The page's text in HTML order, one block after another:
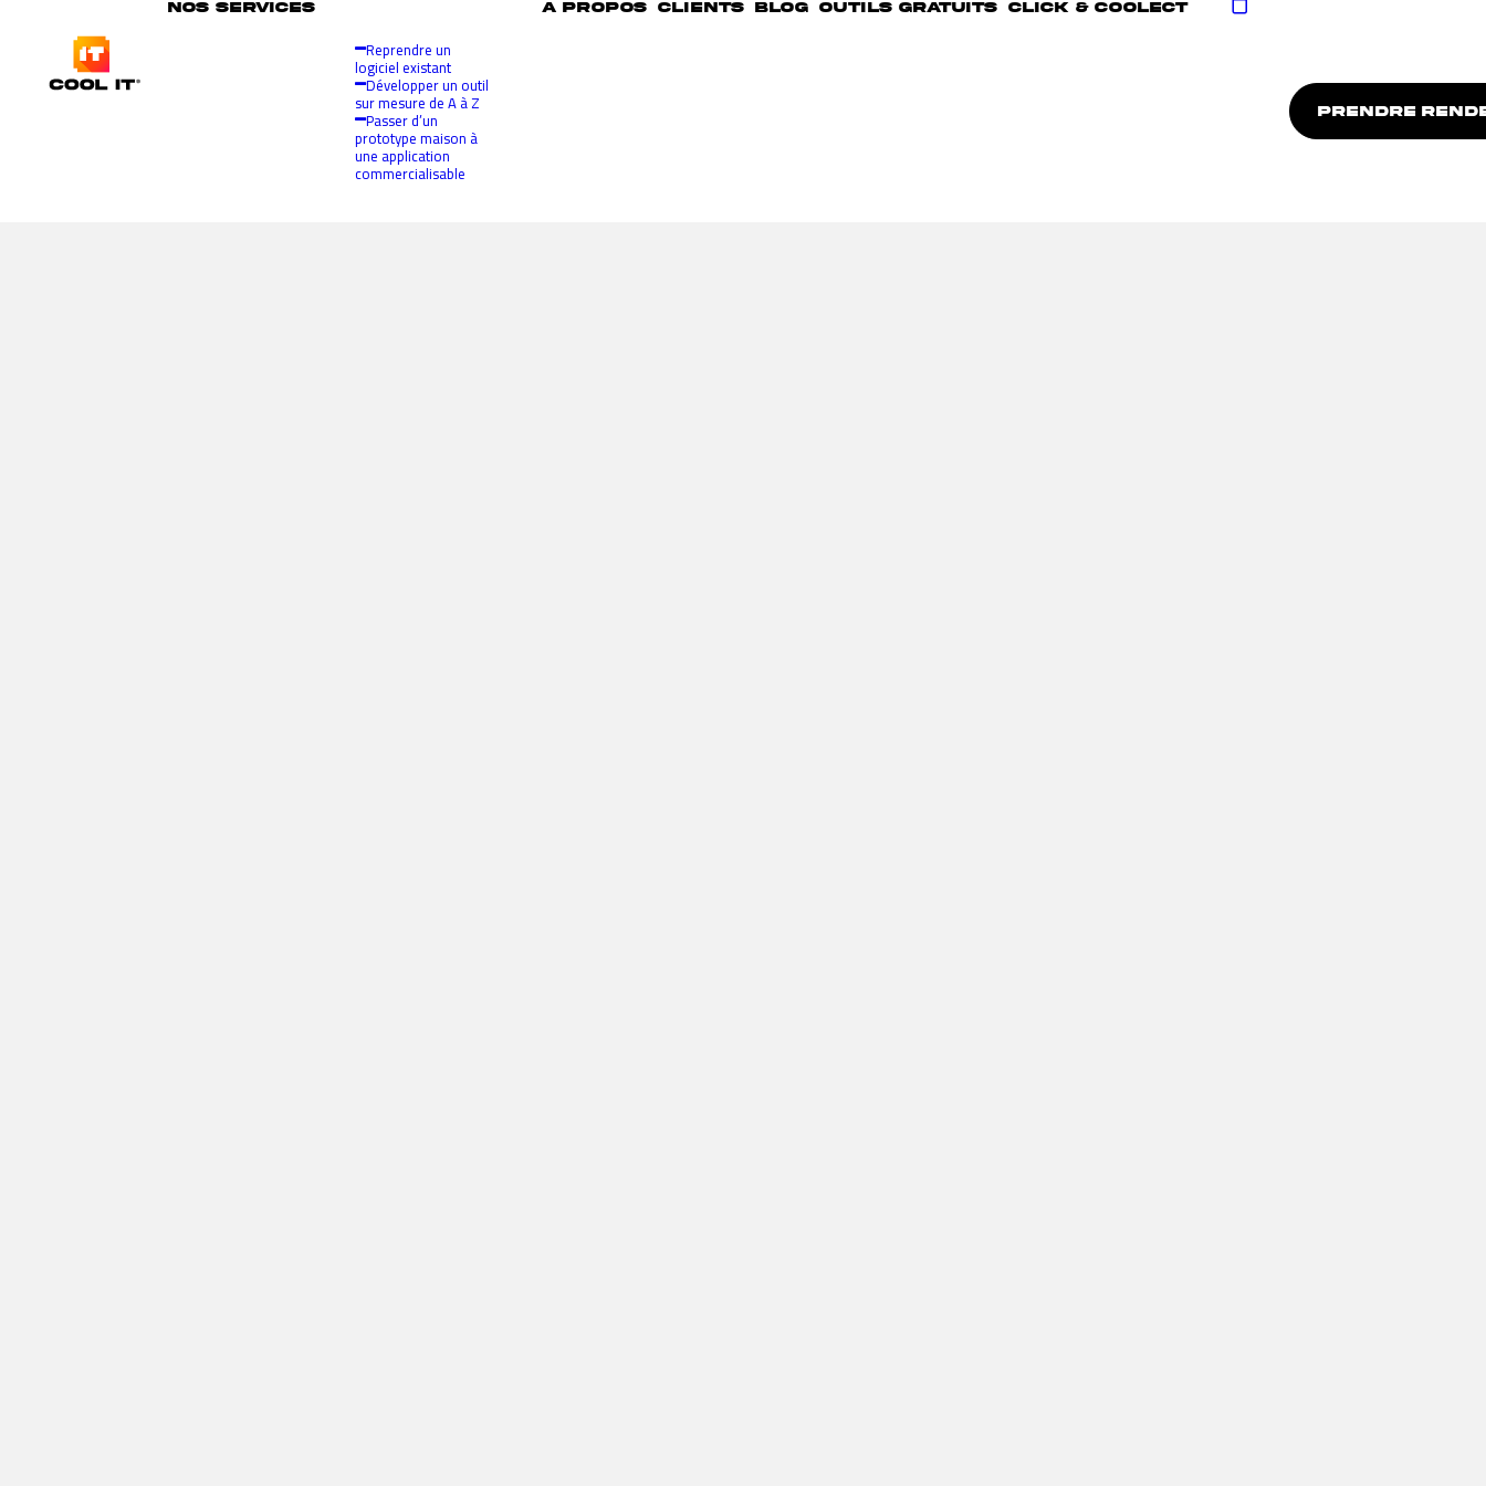
NOS SERVICES
Reprendre un
logiciel existant
Développer un outil
sur mesure de A à Z
Passer d’un
prototype maison à
une application
commercialisable
A PROPOS CLIENTS BLOG OUTILS GRATUITS CLICK & COOLECT
PRENDRE